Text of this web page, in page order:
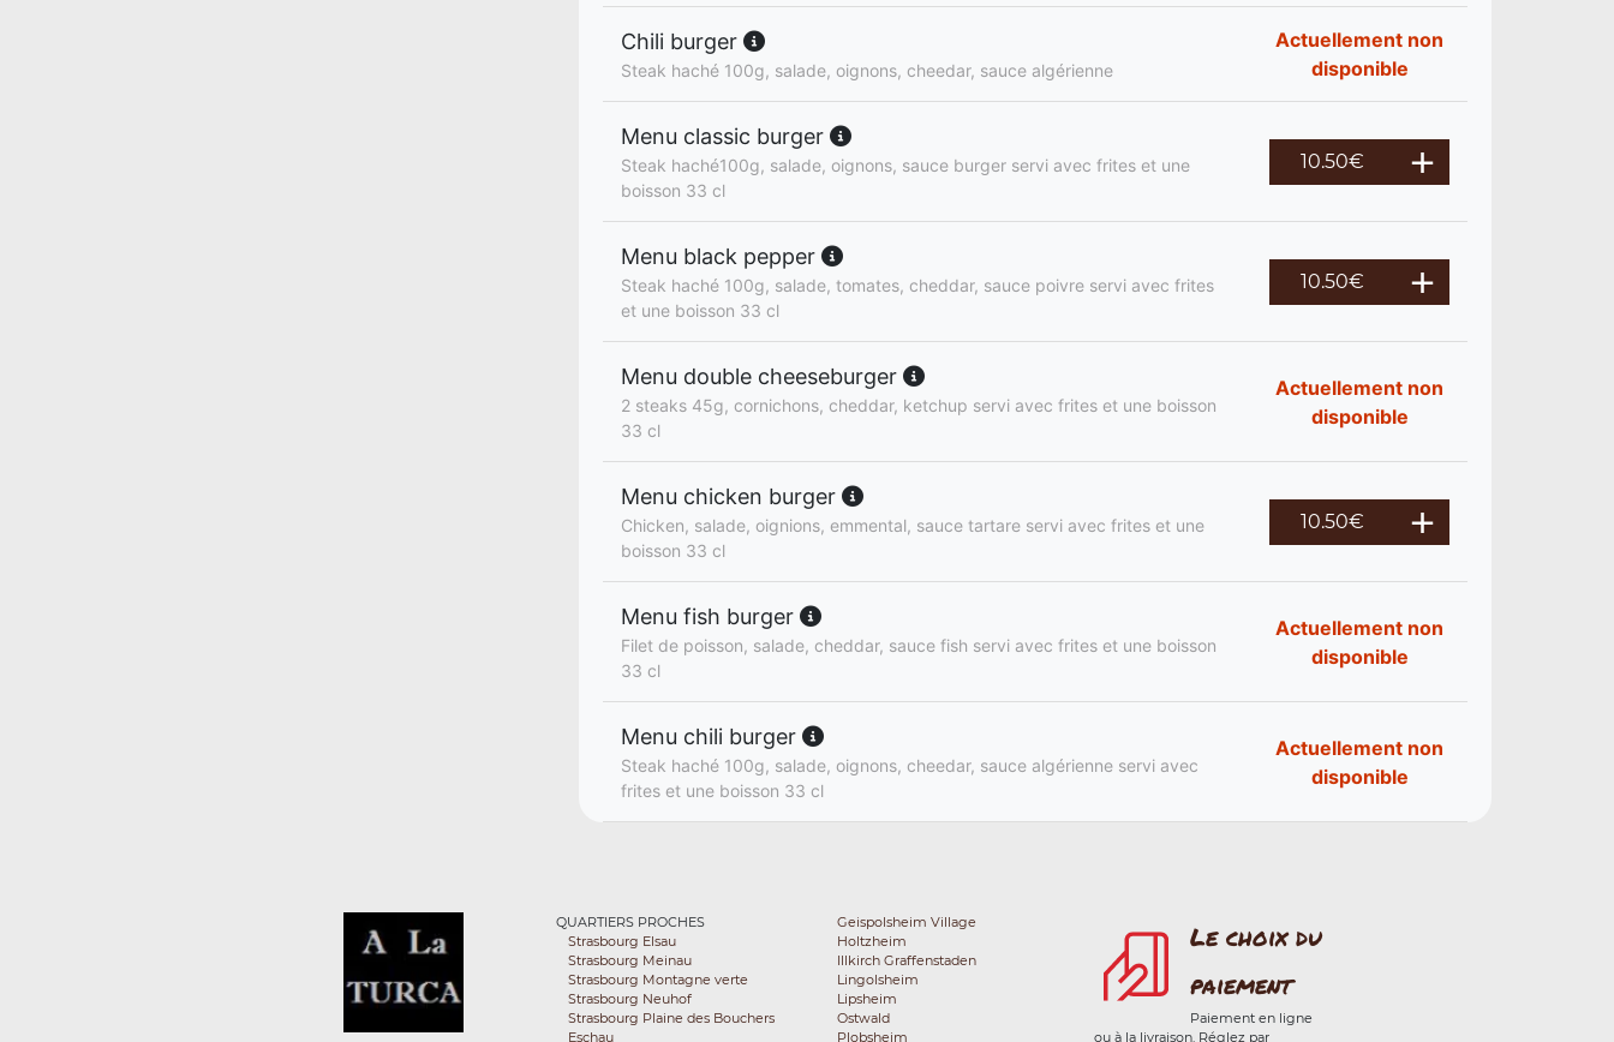
Chili burger
Steak haché 100g, salade, oignons, cheedar, sauce algérienne
Actuellement non
disponible
Menu classic burger
Steak haché100g, salade, oignons, sauce burger servi avec frites et une
boisson 33 cl
10.50€
Menu black pepper
Steak haché 100g, salade, tomates, cheddar, sauce poivre servi avec frites
et une boisson 33 cl
10.50€
Menu double cheeseburger
2 steaks 45g, cornichons, cheddar, ketchup servi avec frites et une boisson
33 cl
Actuellement non
disponible
Menu chicken burger
Chicken, salade, oignions, emmental, sauce tartare servi avec frites et une
boisson 33 cl
10.50€
Menu fish burger
Filet de poisson, salade, cheddar, sauce fish servi avec frites et une boisson
33 cl
Actuellement non
disponible
Menu chili burger
Steak haché 100g, salade, oignons, cheedar, sauce algérienne servi avec
frites et une boisson 33 cl
Actuellement non
disponible
QUARTIERS PROCHES
Strasbourg Elsau
Strasbourg Meinau
Strasbourg Montagne verte
Strasbourg Neuhof
Strasbourg Plaine des Bouchers
Eschau
Geispolsheim Village
Holtzheim
Illkirch Graffenstaden
Lingolsheim
Lipsheim
Ostwald
Plobsheim
Le choix du
paiement
Paiement en ligne
ou à la livraison. Réglez par